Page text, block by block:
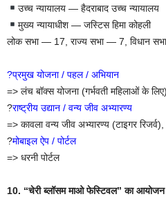
उच्च न्यायालय — हैदराबाद उच्च न्यायालय
मुख्य न्यायाधीश — जस्टिस हिमा कोहली
लोक सभा — 17, राज्य सभा — 7, विधान
?प्रमुख योजना / पहल / अभियान
=> लंच बॉक्स योजना (गर्भवती महिलाओं के
?राष्ट्रीय उद्यान / वन्य जीव अभ्यारण्य
=> कावला वन्य जीव अभ्यारण्य (टाइगर
?मोबाइल ऐप / पोर्टल
=> धरनी पोर्टल
10. “चेरी ब्लॉसम माओ फेस्टिवल” का आयोजन